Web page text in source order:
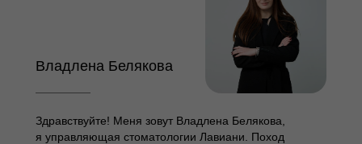
Здравствуйте! Меня зовут Владлена Белякова,
я управляющая стоматологии Лавиани. Поход
Владлена Белякова